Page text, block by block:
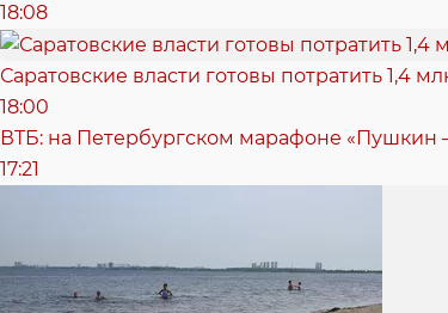
18:08
Саратовские власти готовы потратить 1,4
18:00
ВТБ: на Петербургском марафоне «Пушкин
17:21